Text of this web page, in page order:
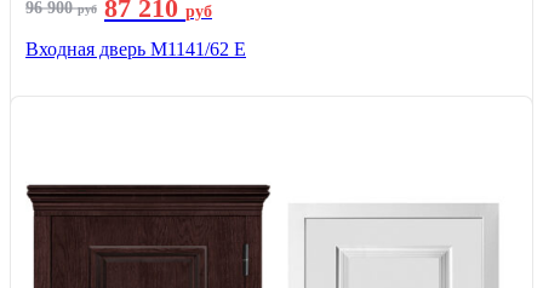
96 900руб 87 210 руб
Входная дверь М1141/62 Е